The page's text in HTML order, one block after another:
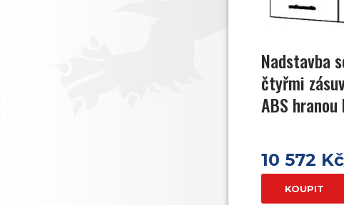
Nadstavba
čtyřmi
ABS hranou
10 572
KOUPIT